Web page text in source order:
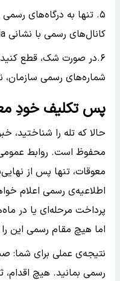
کانال‌های رسمی با نشانی Tamin_Media@.
۶.در صورت شک، قطع
شماره‌های رسمی سازمان،
پس تکلیف خودِ
حالا که تله را
محفوظ است. روابط عمومی
معوقات، تنها پس از
اطلاعیه‌ی رسمی اعلام
پرداخت مرحله‌ای یا در
اما هیچ مقام رسمی این
نتیجه‌ی عملی برای شما:
رسمی بمانید. هیچ